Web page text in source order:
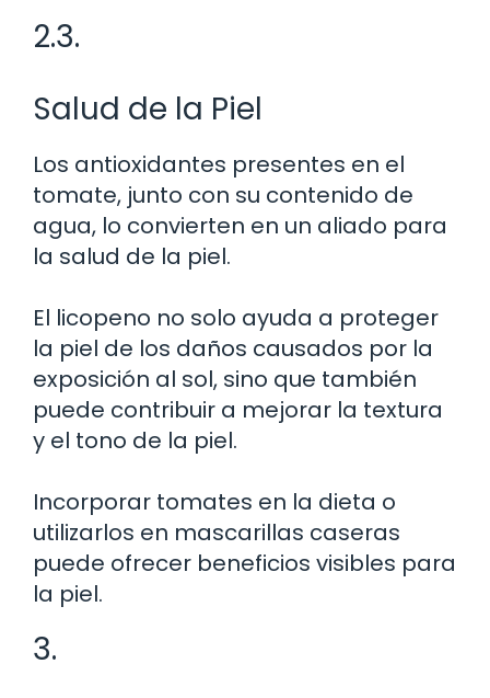
2.3.
Salud de la Piel
Los antioxidantes presentes en el
tomate, junto con su contenido de
agua, lo convierten en un aliado para
la salud de la piel.
El licopeno no solo ayuda a proteger
la piel de los daños causados por la
exposición al sol, sino que también
puede contribuir a mejorar la textura
y el tono de la piel.
Incorporar tomates en la dieta o
utilizarlos en mascarillas caseras
puede ofrecer beneficios visibles para
la piel.
3.